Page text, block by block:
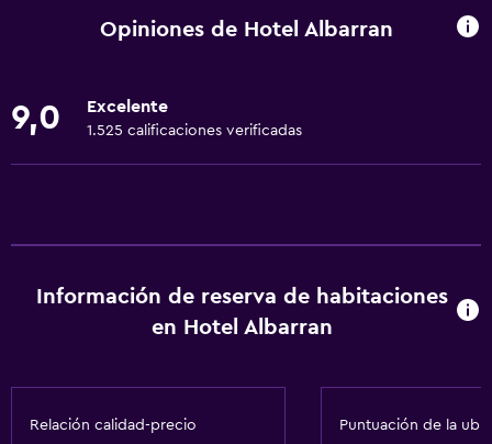
Toallas
Calefacción
Accesibilidad y adecuación
Opiniones de Hotel Albarran
9,0 Excelente
1.525 calificaciones verificadas
Información de reserva de habitaciones
en Hotel Albarran
Relación calidad-precio Puntuación de la